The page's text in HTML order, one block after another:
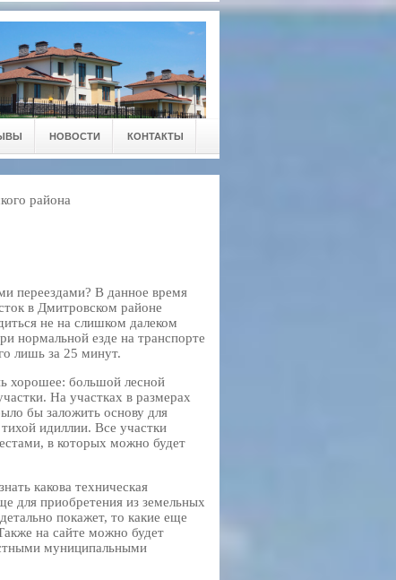
НОВОСТИ КОНТАКТЫ
района
переездами? В данное время
в Дмитровском районе
не на слишком далеком
нормальной езде на транспорте
лишь за 25 минут.
хорошее: большой лесной
На участках в размерах
бы заложить основу для
идиллии. Все участки
в которых можно будет
какова техническая
для приобретения из земельных
покажет, то какие еще
на сайте можно будет
муниципальными